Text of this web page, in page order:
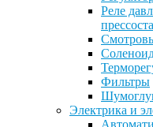
Реле
Фильтры
Электрика и